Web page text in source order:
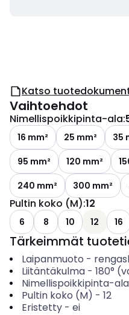
Katso
Vaihtoehdot
Nimellispoikkipinta-ala:
16 mm² 25 mm² 35
95 mm²
120 mm²
240 mm²
300 mm²
Pultin koko (M):12
6 8 10 12 16
Tärkeimmät
Laipanmuoto -
Liitäntäkulma- 180°
Nimellispoikkipinta-ala
Pultin koko (M) - 12
Eristetty- ei